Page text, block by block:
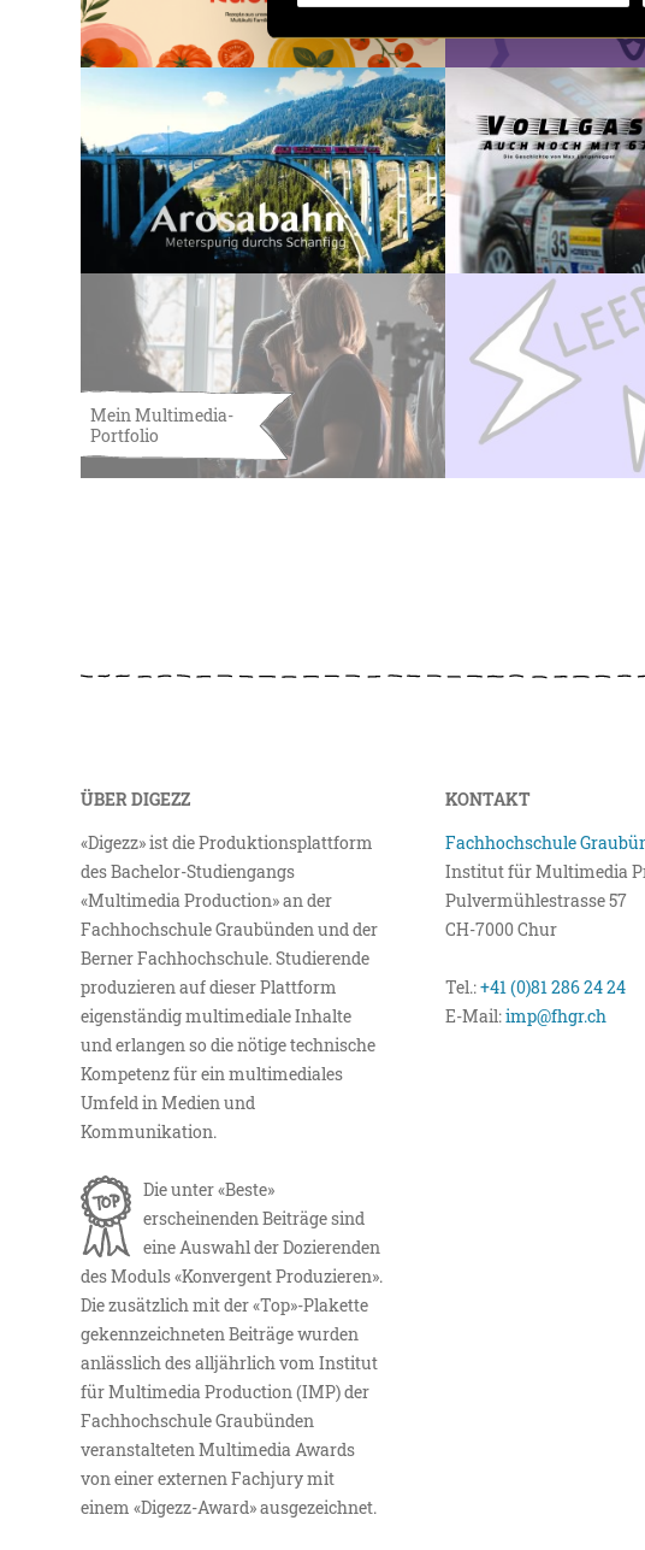
Mein Multimedia-
Portfolio
ÜBER DIGEZZ
«Digezz» ist die Produktionsplattform
des Bachelor-Studiengangs
«Multimedia Production» an der
Fachhochschule Graubünden und der
Berner Fachhochschule. Studierende
produzieren auf dieser Plattform
eigenständig multimediale Inhalte
und erlangen so die nötige technische
Kompetenz für ein multimediales
Umfeld in Medien und
Kommunikation.
Die unter «Beste»
erscheinenden Beiträge sind
eine Auswahl der Dozierenden
des Moduls «Konvergent Produzieren».
Die zusätzlich mit der «Top»-Plakette
gekennzeichneten Beiträge wurden
anlässlich des alljährlich vom Institut
für Multimedia Production (IMP) der
Fachhochschule Graubünden
veranstalteten Multimedia Awards
von einer externen Fachjury mit
einem «Digezz-Award» ausgezeichnet.
KONTAKT
Fachhochschule
Institut für Multimedia
Pulvermühlestrasse 57
CH-7000 Chur
Tel.:+41 (0)81 286 24 24
E-Mail:imp@fhgr.ch